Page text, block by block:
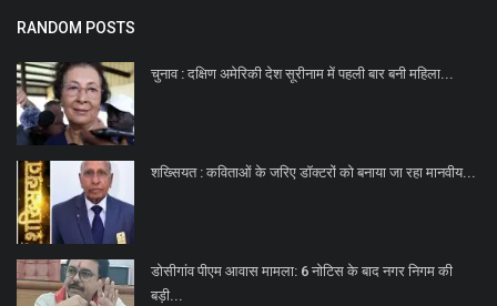
RANDOM POSTS
चुनाव : दक्षिण अमेरिकी देश सूरीनाम में पहली बार बनी महिला...
शख्सियत : कविताओं के जरिए डाॅक्टरों को बनाया जा रहा मानवीय...
डोसीगांव पीएम आवास मामला: 6 नोटिस के बाद नगर निगम की
बड़ी...